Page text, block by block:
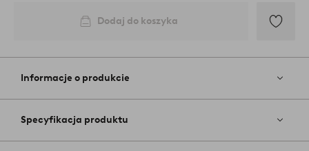
Dodaj do koszyka
do
Informacje o produkcie
Specyfikacja produktu